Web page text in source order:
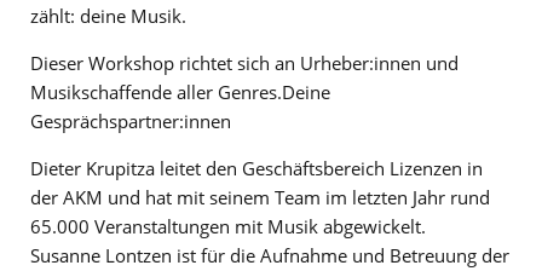
zählt: deine Musik.
Dieser Workshop richtet sich an Urheber:innen und
Musikschaffende aller Genres.Deine
Gesprächspartner:innen
Dieter Krupitza leitet den Geschäftsbereich Lizenzen in
der AKM und hat mit seinem Team im letzten Jahr rund
65.000 Veranstaltungen mit Musik abgewickelt.
Susanne Lontzen ist für die Aufnahme und Betreuung der